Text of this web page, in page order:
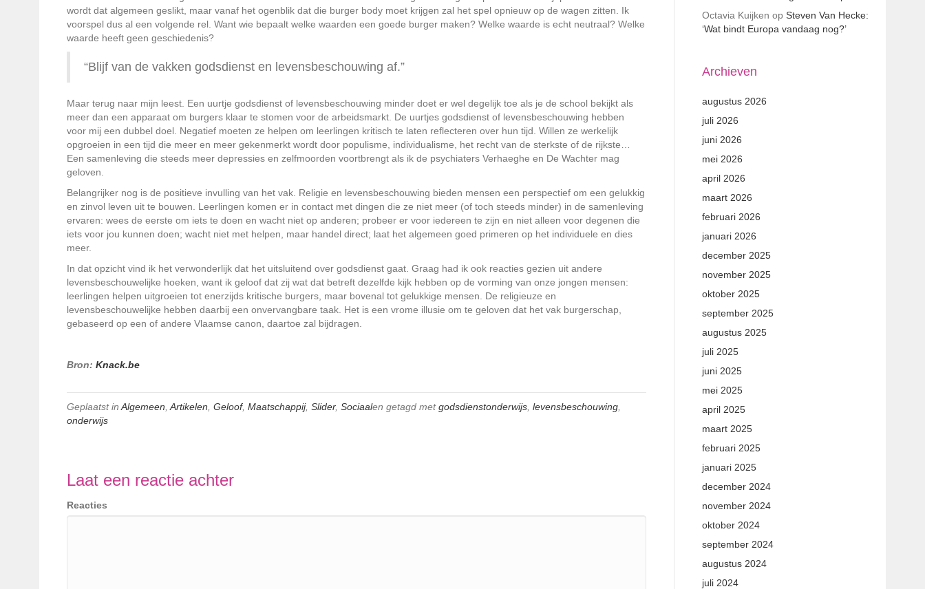
wordt dat algemeen geslikt, maar vanaf het ogenblik dat die burger body moet krijgen zal het spel opnieuw op de wagen zitten. Ik
voorspel dus al een volgende rel. Want wie bepaalt welke waarden een goede burger maken? Welke waarde is echt neutraal? Welke
waarde heeft geen geschiedenis?
“Blijf van de vakken godsdienst en levensbeschouwing af.”
Maar terug naar mijn leest. Een uurtje godsdienst of levensbeschouwing minder doet er wel degelijk toe als je de school bekijkt als
meer dan een apparaat om burgers klaar te stomen voor de arbeidsmarkt. De uurtjes godsdienst of levensbeschouwing hebben
voor mij een dubbel doel. Negatief moeten ze helpen om leerlingen kritisch te laten reflecteren over hun tijd. Willen ze werkelijk
opgroeien in een tijd die meer en meer gekenmerkt wordt door populisme, individualisme, het recht van de sterkste of de rijkste…
Een samenleving die steeds meer depressies en zelfmoorden voortbrengt als ik de psychiaters Verhaeghe en De Wachter mag
geloven.
Belangrijker nog is de positieve invulling van het vak. Religie en levensbeschouwing bieden mensen een perspectief om een gelukkig
en zinvol leven uit te bouwen. Leerlingen komen er in contact met dingen die ze niet meer (of toch steeds minder) in de samenleving
ervaren: wees de eerste om iets te doen en wacht niet op anderen; probeer er voor iedereen te zijn en niet alleen voor degenen die
iets voor jou kunnen doen; wacht niet met helpen, maar handel direct; laat het algemeen goed primeren op het individuele en dies
meer.
In dat opzicht vind ik het verwonderlijk dat het uitsluitend over godsdienst gaat. Graag had ik ook reacties gezien uit andere
levensbeschouwelijke hoeken, want ik geloof dat zij wat dat betreft dezelfde kijk hebben op de vorming van onze jongen mensen:
leerlingen helpen uitgroeien tot enerzijds kritische burgers, maar bovenal tot gelukkige mensen. De religieuze en
levensbeschouwelijke hebben daarbij een onvervangbare taak. Het is een vrome illusie om te geloven dat het vak burgerschap,
gebaseerd op een of andere Vlaamse canon, daartoe zal bijdragen.
Bron: Knack.be
Geplaatst in Algemeen Artikelen Geloof, Maatschappij, Slider, Sociaalen getagd metgodsdienstonderwijs levensbeschouwing
onderwijs
Laat een reactie achter
Reacties
Octavia Kuijken op Steven Van Hecke:
‘Wat bindt Europa vandaag nog?’
Archieven
augustus 2026
juli 2026
juni 2026
mei 2026
april 2026
maart 2026
februari 2026
januari 2026
december 2025
november 2025
oktober 2025
september 2025
augustus 2025
juli 2025
juni 2025
mei 2025
april 2025
maart 2025
februari 2025
januari 2025
december 2024
november 2024
oktober 2024
september 2024
augustus 2024
juli 2024